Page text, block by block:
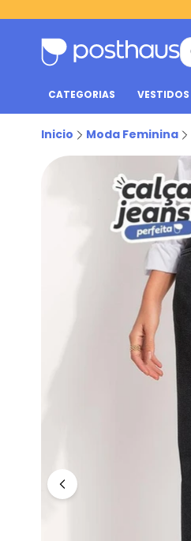
CATEGORIAS VESTIDOS
Inicio Moda Feminina